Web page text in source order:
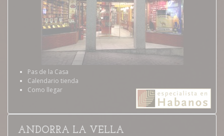
Pas de la Casa
Calendario tienda
Como llegar
ANDORRA LA VELLA